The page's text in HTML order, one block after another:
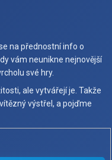
na přednostní info o
vám neunikne nejnovější
své hry.
ale vytvářejí je. Takže
výstřel, a pojďme